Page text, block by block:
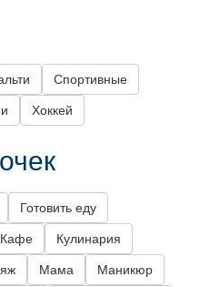
Спортивные
Хоккей
Готовить еду
Кафе Кулинария
Мама Маникюр